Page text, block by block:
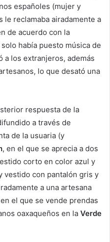
españoles (mujer y
le reclamaba airadamente a
de acuerdo con la
había puesto música de
a los extranjeros, además
lo que desató una
respuesta de la
a través de
de la usuaria (y
, en el que se aprecia a dos
corto en color azul y
vestido con pantalón gris y
a una artesana
el que se vende prendas
oaxaqueños en la Verde